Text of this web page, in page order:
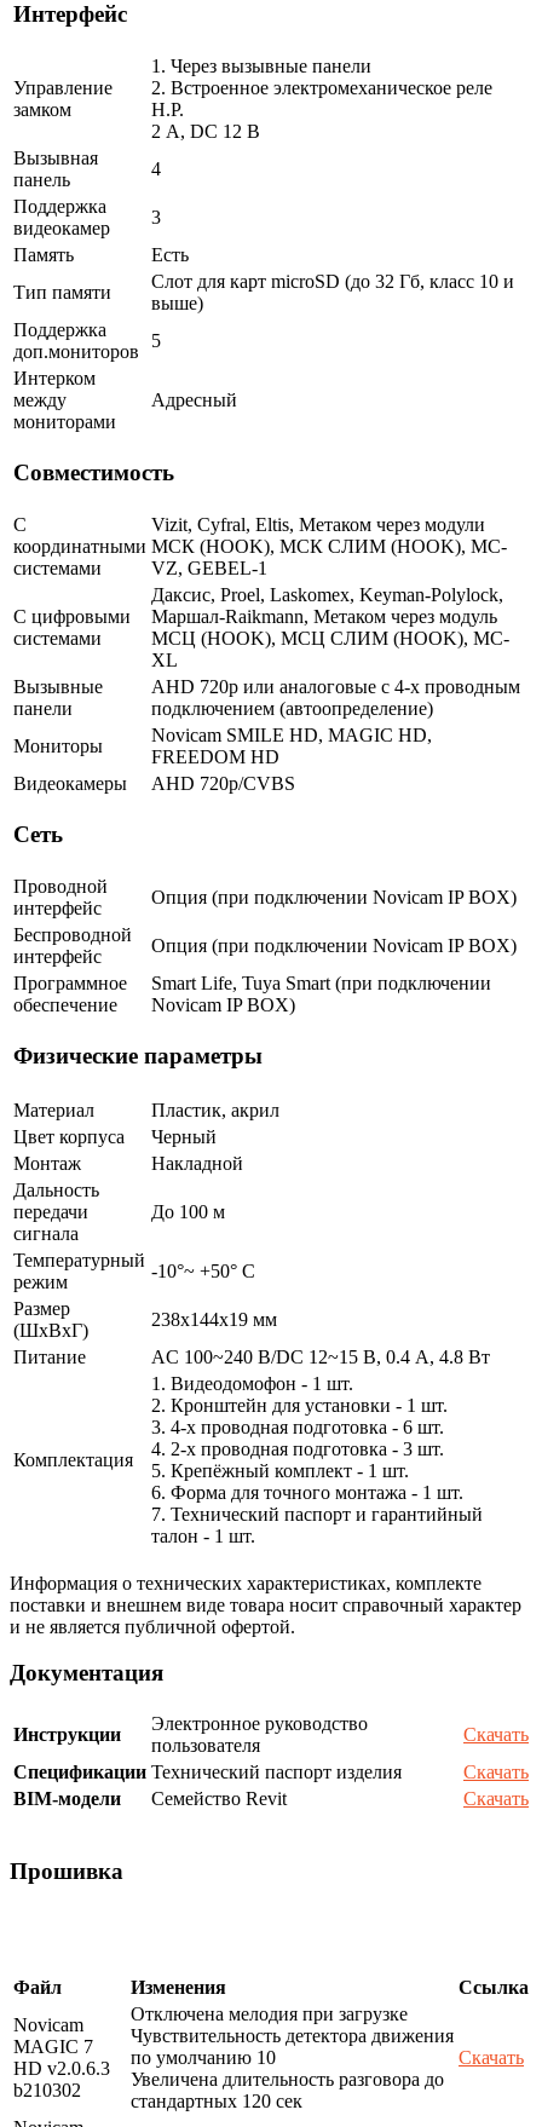
Интерфейс
Управление
замком
1. Через вызывные панели
2. Встроенное электромеханическое реле
Н.Р.
2 A, DC 12 В
Вызывная
панель
4
Поддержка
видеокамер
3
Память
Есть
Тип памяти
Слот для карт microSD (до 32 Гб, класс 10 и
выше)
Поддержка
доп.мониторов
5
Интерком
между
мониторами
Адресный
Совместимость
С
координатными
системами
Vizit, Cyfral, Eltis, Метаком через модули
МСК (HOOK), МСК СЛИМ (HOOK), MC-
VZ, GEBEL-1
С цифровыми
системами
Даксис, Proel, Laskomex, Keyman-Polylock,
Маршал-Raikmann, Метаком через модуль
МСЦ (HOOK), МСЦ СЛИМ (HOOK), МС-
XL
Вызывные
панели
AHD 720p или аналоговые с 4-х проводным
подключением (автоопределение)
Мониторы
Novicam SMILE HD, MAGIC HD,
FREEDOM HD
Видеокамеры
AHD 720p/CVBS
Сеть
Проводной
интерфейс
Опция (при подключении Novicam IP BOX)
Беспроводной
интерфейс
Опция (при подключении Novicam IP BOX)
Программное
обеспечение
Smart Life, Tuya Smart (при подключении
Novicam IP BOX)
Физические параметры
Материал
Пластик, акрил
Цвет корпуса
Черный
Монтаж
Накладной
Дальность
передачи
сигнала
До 100 м
Температурный
режим
-10°~ +50° С
Размер
(ШxВxГ)
238х144х19 мм
Питание
AC 100~240 В/DC 12~15 В, 0.4 А, 4.8 Вт
Комплектация
1. Видеодомофон - 1 шт.
2. Кронштейн для установки - 1 шт.
3. 4-х проводная подготовка - 6 шт.
4. 2-х проводная подготовка - 3 шт.
5. Крепёжный комплект - 1 шт.
6. Форма для точного монтажа - 1 шт.
7. Технический паспорт и гарантийный
талон - 1 шт.
Информация о технических характеристиках, комплекте
поставки и внешнем виде товара носит справочный характер
и не является публичной офертой.
Документация
Инструкции
Электронное руководство
пользователя
Скачать
Спецификации Технический паспорт изделия
Скачать
BIM-модели
Семейство Revit Скачать
Прошивка
Файл Изменения
Ссылка
Novicam
MAGIC 7
HD v2.0.6.3
b210302
Отключена мелодия при загрузке
Чувствительность детектора движения
по умолчанию 10
Увеличена длительность разговора до
стандартных 120 сек
Скачать